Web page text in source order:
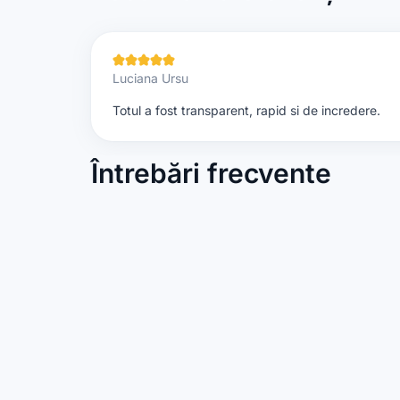
CreditPrime este partenerul tău de încredere,
rapiditate și pe eliminarea birocrației pentru a-ți
tale, pe care le poți obține 100% online.
Aplică acum și obține creditul tău rapid, sigur și fără
Luciana Ursu
Totul a fost transparent, rapid si de incredere.
ofÎntrebări frecvente